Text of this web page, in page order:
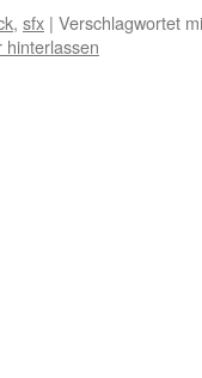
, sfx | Verschlagwortet
hinterlassen